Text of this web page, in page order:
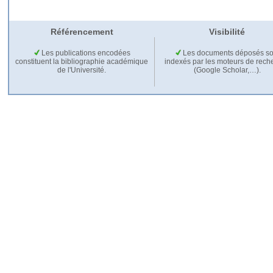
Référencement Visibilité
Les publications encodées
constituent la bibliographie académique
de l'Université.
Les documents déposés
indexés par les moteurs de
(Google Scholar,…).